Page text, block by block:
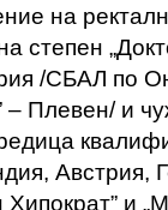
на
степен
/СБАЛ по
– Плевен/ и
Австрия,
и